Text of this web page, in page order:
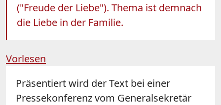
("Freude der Liebe"). Thema ist demnach
die Liebe in der Familie.
Vorlesen
Präsentiert wird der Text bei einer
Pressekonferenz vom Generalsekretär